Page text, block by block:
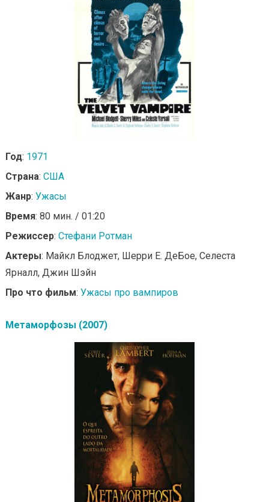
Год: 1971
Страна: США
Жанр: Ужасы
Время: 80 мин. / 01:20
Режиссер: Стефани Ротман
Актеры: Майкл Блоджет, Шерри Е. ДеБое, Селеста
Ярналл, Джин Шэйн
Про что фильм: Ужасы про вампиров
Метаморфозы (2007)